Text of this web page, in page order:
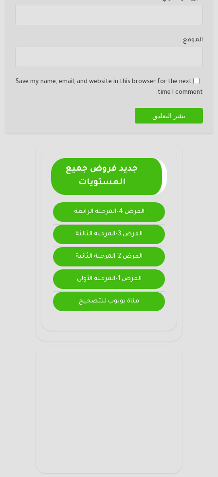
الموقع
Save my name, email, and website in this browser for the next
time I comment.
جديد فروض جميع
المستويات
الفرض 4-المرحلة الرابعة
الفرض 3-المرحلة الثالثة
الفرض 2-المرحلة الثانية
الفرض 1-المرحلة الأولى
قناة يوتوب للتصحيح